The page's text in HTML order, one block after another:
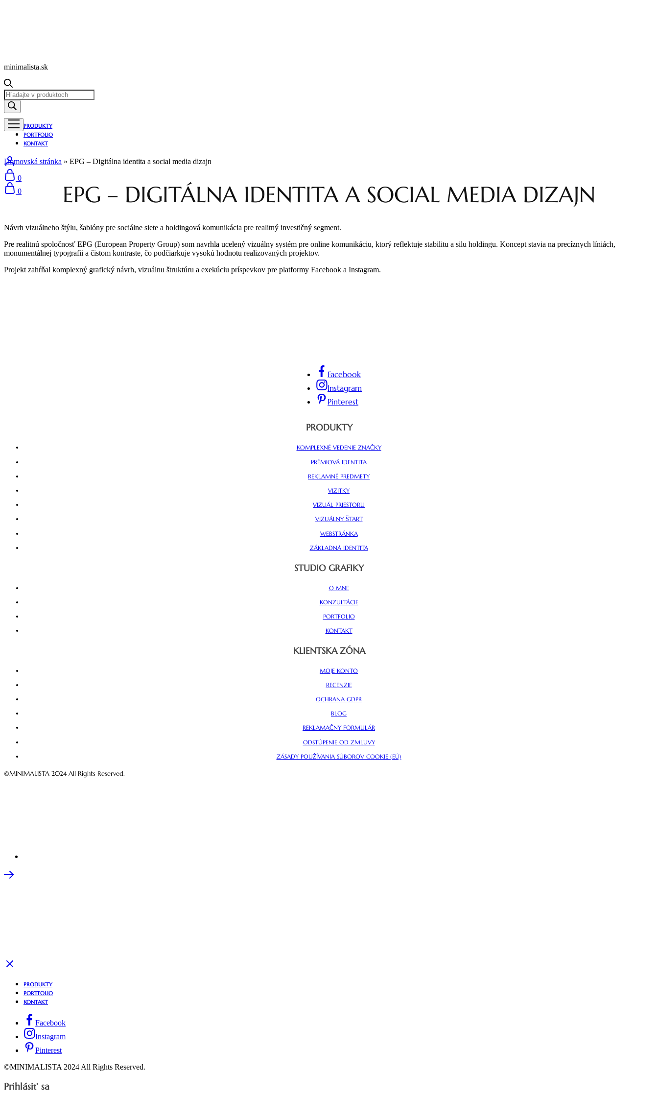
minimalista.sk
Products
search
PRODUKTY
PORTFOLIO
KONTAKT
0
0
Domovská stránka » EPG – Digitálna identita a social media dizajn
EPG – DIGITÁLNA IDENTITA A SOCIAL MEDIA DIZAJN
Návrh vizuálneho štýlu, šablóny pre sociálne siete a holdingová komunikácia pre realitný investičný segment.
Pre realitnú spoločnosť EPG (European Property Group) som navrhla ucelený vizuálny systém pre online komunikáciu, ktorý reflektuje stabilitu a silu holdingu. Koncept stavia na precíznych líniách,
monumentálnej typografii a čistom kontraste, čo podčiarkuje vysokú hodnotu realizovaných projektov.
Projekt zahŕňal komplexný grafický návrh, vizuálnu štruktúru a exekúciu príspevkov pre platformy Facebook a Instagram.
Facebook
Instagram
Pinterest
PRODUKTY
KOMPLEXNÉ VEDENIE ZNAČKY
PRÉMIOVÁ IDENTITA
REKLAMNÉ PREDMETY
VIZITKY
VIZUÁL PRIESTORU
VIZUÁLNY ŠTART
WEBSTRÁNKA
ZÁKLADNÁ IDENTITA
STUDIO GRAFIKY
O MNE
KONZULTÁCIE
PORTFOLIO
KONTAKT
KLIENTSKA ZÓNA
MOJE KONTO
RECENZIE
OCHRANA GDPR
BLOG
REKLAMAČNÝ FORMULÁR
ODSTÚPENIE OD ZMLUVY
ZÁSADY POUŽÍVANIA SÚBOROV COOKIE (EÚ)
©MINIMALISTA 2024 All Rights Reserved.
PRODUKTY
PORTFOLIO
KONTAKT
Facebook
Instagram
Pinterest
©MINIMALISTA 2024 All Rights Reserved.
Prihlásiť sa